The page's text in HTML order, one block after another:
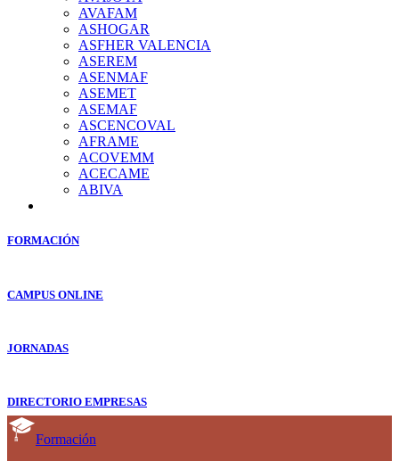
AVAFAM
ASHOGAR
ASFHER VALENCIA
ASEREM
ASENMAF
ASEMET
ASEMAF
ASCENCOVAL
AFRAME
ACOVEMM
ACECAME
ABIVA
FORMACIÓN
CAMPUS ONLINE
JORNADAS
DIRECTORIO EMPRESAS
Formación